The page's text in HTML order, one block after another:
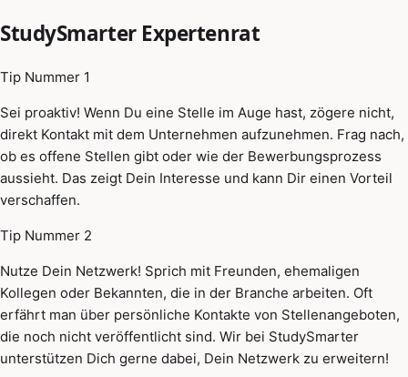
StudySmarter Expertenrat
Tip Nummer 1
Sei proaktiv! Wenn Du eine Stelle im Auge hast, zögere nicht,
direkt Kontakt mit dem Unternehmen aufzunehmen. Frag nach,
ob es offene Stellen gibt oder wie der Bewerbungsprozess
aussieht. Das zeigt Dein Interesse und kann Dir einen Vorteil
verschaffen.
Tip Nummer 2
Nutze Dein Netzwerk! Sprich mit Freunden, ehemaligen
Kollegen oder Bekannten, die in der Branche arbeiten. Oft
erfährt man über persönliche Kontakte von Stellenangeboten,
die noch nicht veröffentlicht sind. Wir bei StudySmarter
unterstützen Dich gerne dabei, Dein Netzwerk zu erweitern!